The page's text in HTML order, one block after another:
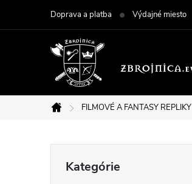
Doprava a platba Výdajné miesto
Domov
FILMOVÉ A FANTASY REPLIKY
kategórie
Kategórie